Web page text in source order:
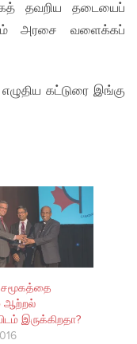
தவறிய தடையைப்
அரசை வளைக்கப்
கட்டுரை இங்கு
சமூகத்தை
ஆற்றல்
இருக்கிறதா?